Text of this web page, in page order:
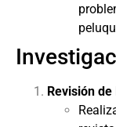
Revisión